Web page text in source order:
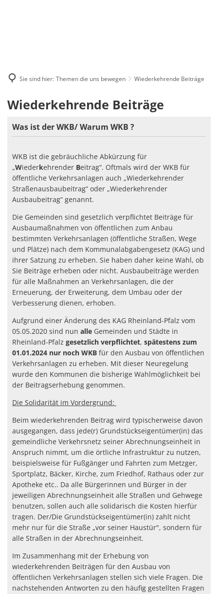
Sie sind hier: Themen die uns bewegen Wiederkehrende Beiträge
Wiederkehrende
Beiträge
Wiederkehrende Beiträge
Was ist der WKB/ Warum WKB ?
WKB ist die gebräuchliche Abkürzung für
„Wiederkehrender Beitrag“. Oftmals wird der WKB für
öffentliche Verkehrsanlagen auch „Wiederkehrender
Straßenausbaubeitrag“ oder „Wiederkehrender
Ausbaubeitrag“ genannt.
Die Gemeinden sind gesetzlich verpflichtet Beiträge für
Ausbaumaßnahmen von öffentlichen zum Anbau
bestimmten Verkehrsanlagen (öffentliche Straßen, Wege
und Plätze) nach dem Kommunalabgabengesetz (KAG) und
ihrer Satzung zu erheben. Sie haben daher keine Wahl, ob
Sie Beiträge erheben oder nicht. Ausbaubeiträge werden
für alle Maßnahmen an Verkehrsanlagen, die der
Erneuerung, der Erweiterung, dem Umbau oder der
Verbesserung dienen, erhoben.
Aufgrund einer Änderung des KAG Rheinland-Pfalz vom
05.05.2020 sind nun alle Gemeinden und Städte in
Rheinland-Pfalz gesetzlich verpflichtet, spätestens zum
01.01.2024 nur noch WKB für den Ausbau von öffentlichen
Verkehrsanlagen zu erheben. Mit dieser Neuregelung
wurde den Kommunen die bisherige Wahlmöglichkeit bei
der Beitragserhebung genommen.
Die Solidarität im Vordergrund:
Beim wiederkehrenden Beitrag wird typischerweise davon
ausgegangen, dass jede(r) Grundstückseigentümer(in) das
gemeindliche Verkehrsnetz seiner Abrechnungseinheit in
Anspruch nimmt, um die örtliche Infrastruktur zu nutzen,
beispielsweise für Fußgänger und Fahrten zum Metzger,
Sportplatz, Bäcker, Kirche, zum Friedhof, Rathaus oder zur
Apotheke etc.. Da alle Bürgerinnen und Bürger in der
jeweiligen Abrechnungseinheit alle Straßen und Gehwege
benutzen, sollen auch alle solidarisch die Kosten hierfür
tragen. Der/Die Grundstückseigentümer(in) zahlt nicht
mehr nur für die Straße „vor seiner Haustür", sondern für
alle Straßen in der Abrechnungseinheit.
Im Zusammenhang mit der Erhebung von
wiederkehrenden Beiträgen für den Ausbau von
öffentlichen Verkehrsanlagen stellen sich viele Fragen. Die
nachstehenden Antworten zu den häufig gestellten Fragen